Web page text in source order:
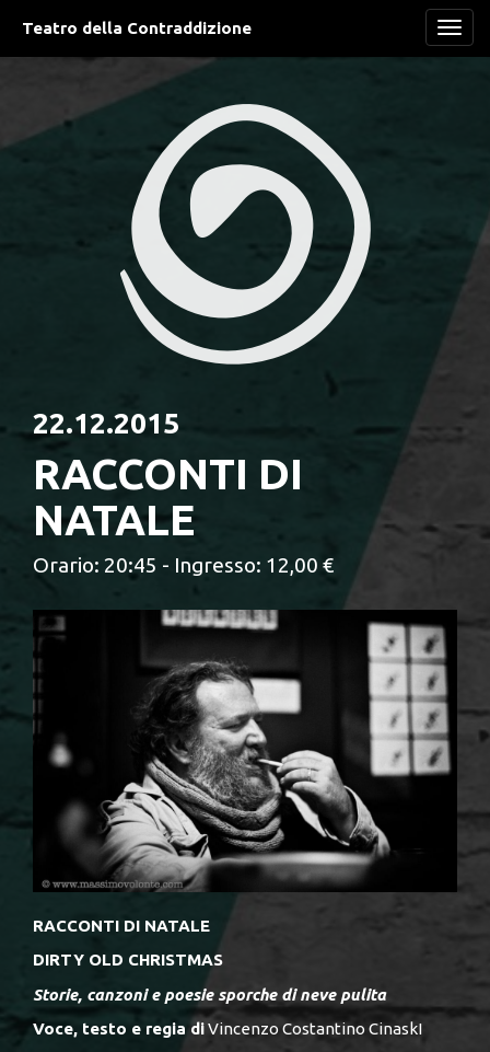
Teatro della Contraddizione
22.12.2015
RACCONTI DI
NATALE
Orario: 20:45 - Ingresso: 12,00 €
RACCONTI DI NATALE
DIRTY OLD CHRISTMAS
Storie, canzoni e poesie sporche di neve pulita
Voce, testo e regia diVincenzo Costantino CinaskI